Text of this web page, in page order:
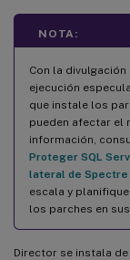
NOTA:
Con la
ejecución
que instale los
pueden afectar el
información,
Proteger SQL
lateral de Spectre
escala y
los parches en
Director se instala